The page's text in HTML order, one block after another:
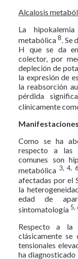
Alcalosis
La
metabólica8. Se
H que se da
colector, por
depleción de
la expresión de
la reabsorción
pérdida
clínicamente
Como se ha
respecto a las
comunes son
metabólica 3, 4,
afectadas por el
la
edad de
sintomatología 5,
Respecto a la
clásicamente
tensionales
ha diagnosticado